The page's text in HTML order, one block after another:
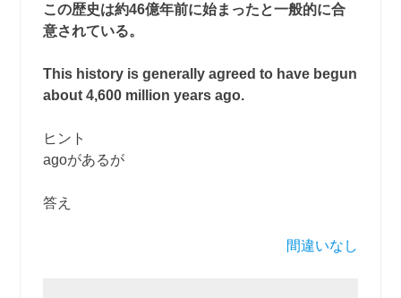
この歴史は約46億年前に始まったと一般的に合
意されている。
This history is generally agreed to have begun
about 4,600 million years ago.
ヒント
agoがあるが
答え
間違いなし